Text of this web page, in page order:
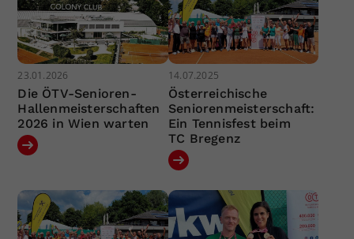
23.01.2026
Die ÖTV-Senioren-
Hallenmeisterschaften
2026 in Wien warten
14.07.2025
Österreichische
Seniorenmeisterschaft:
Ein Tennisfest beim
TC Bregenz